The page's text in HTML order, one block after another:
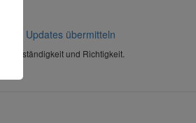
/ Updates übermitteln
Vollständigkeit und Richtigkeit.